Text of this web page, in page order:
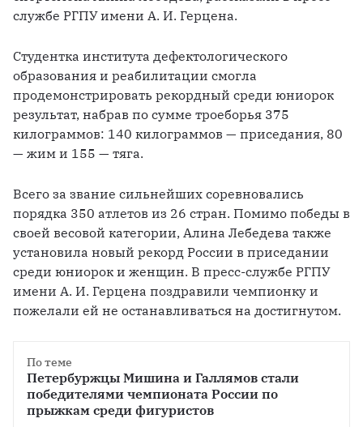
службе РГПУ имени А. И. Герцена.
Студентка института дефектологического
образования и реабилитации смогла
продемонстрировать рекордный среди юниорок
результат, набрав по сумме троеборья 375
килограммов: 140 килограммов — приседания, 80
— жим и 155 — тяга.
Всего за звание сильнейших соревновались
порядка 350 атлетов из 26 стран. Помимо победы в
своей весовой категории, Алина Лебедева также
установила новый рекорд России в приседании
среди юниорок и женщин. В пресс-службе РГПУ
имени А. И. Герцена поздравили чемпионку и
пожелали ей не останавливаться на достигнутом.
По теме
Петербуржцы Мишина и Галлямов стали
победителями чемпионата России по
прыжкам среди фигуристов